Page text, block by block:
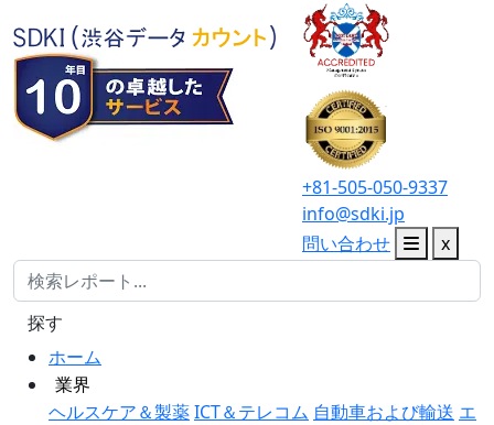
+81-505-050-9337
info@sdki.jp
問い合わせ
x
ホーム
業界
ヘルスケア＆製薬ICT＆テレコム 自動車および輸送 エ
探す